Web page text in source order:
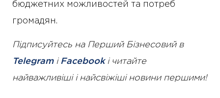
бюджетних можливостей та потреб
громадян.
Підписуйтесь на Перший Бізнесовий в
Telegramі Facebookі читайте
найважливіші і найсвіжіші новини першими!